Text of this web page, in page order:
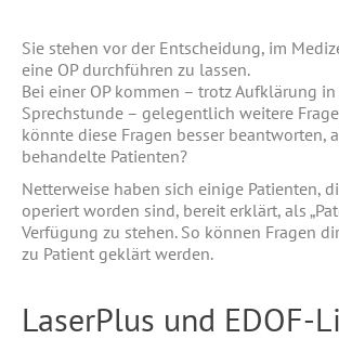
Sie stehen vor der Entscheidung, im
eine OP durchführen zu lassen.
Bei einer OP kommen – trotz Aufklärung
Sprechstunde – gelegentlich weitere
könnte diese Fragen besser beantworten,
behandelte Patienten?
Netterweise haben sich einige Patienten,
operiert worden sind, bereit erklärt, als
Verfügung zu stehen. So können Fragen
zu Patient geklärt werden.
LaserPlus und EDOF-